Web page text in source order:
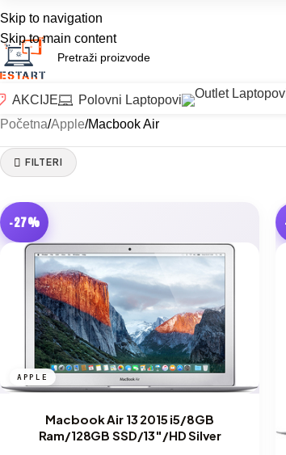
Skip to navigation
Skip to main content
Prodajni objekat: Patrijarha Gavrila 6, Drugi ulaz: Bulevar
AKCIJE Polovni Laptopovi
Početna Apple Macbook Air
FILTERI
-27%
APPLE
Macbook Air 13 2015 i5/8GB
Ram/128GB SSD/13″/HD Silver